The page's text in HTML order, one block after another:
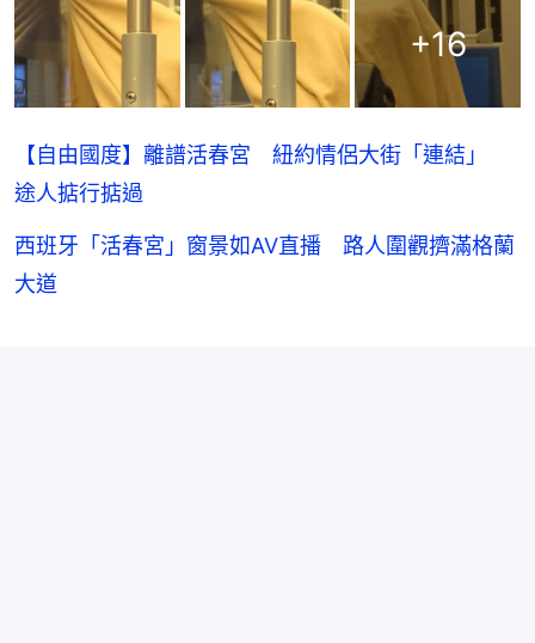
+16
【自由國度】離譜活春宮 紐約情侶大街「連結」
途人掂行掂過
西班牙「活春宮」窗景如AV直播 路人圍觀擠滿格蘭
大道